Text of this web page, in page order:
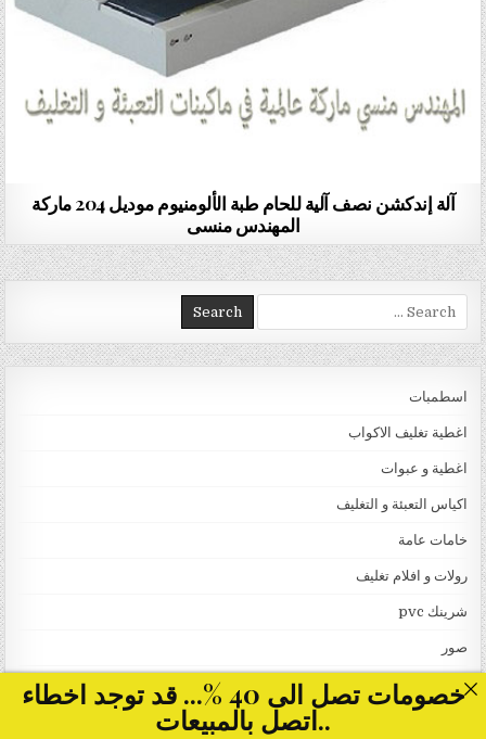
آلة إندكشن نصف آلية للحام طبة الألومنيوم موديل 204 ماركة
المهندس منسى
Search for:
اسطمبات
اغطية تغليف الاكواب
اغطية و عبوات
اكياس التعبئة و التغليف
خامات عامة
رولات و افلام تغليف
شرينك pvc
صور
طبات
ماكينات التغليف بالسلوفان للعلب 3 دي و ماكينات لصق ليبل
خصومات تصل الى 40 %... قد توجد اخطاء
..اتصل بالمبيعات